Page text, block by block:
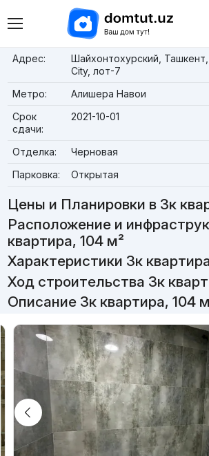
Адрес:
Шайхонтохурский,
City, лот-7
Метро:
Алишера Навои
Срок
сдачи:
2021-10-01
Отделка:
Черновая
Парковка:
Открытая
Цены и Планировки в 3к
Расположение и
квартира, 104 м²
Характеристики 3к
Ход строительства 3к
Описание 3к квартира, 104